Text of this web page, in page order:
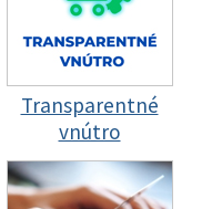
Transparentné
vnútro